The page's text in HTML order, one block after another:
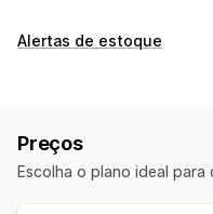
Tipo de pedidos
Personalização
Botões
Selos
Texto
Alertas de estoque
Poucas unidades em
Disponibilidade em
Preços
Escolha o plano ideal para